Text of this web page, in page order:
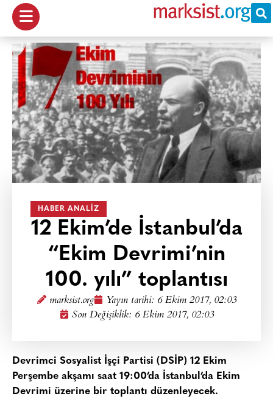
HABER ANALIZ
12 Ekim’de İstanbul’da
“Ekim Devrimi’nin
100. yılı” toplantısı
marksist.org Yayın tarihi: 6 Ekim 2017, 02:03
Son Değişiklik: 6 Ekim 2017, 02:03
Devrimci Sosyalist İşçi Partisi (DSİP) 12 Ekim
Perşembe akşamı saat 19:00’da İstanbul’da Ekim
Devrimi üzerine bir toplantı düzenleyecek.